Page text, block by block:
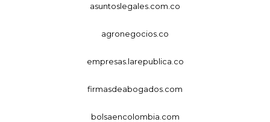
asuntoslegales.com.co
agronegocios.co
empresas.larepublica.co
firmasdeabogados.com
bolsaencolombia.com